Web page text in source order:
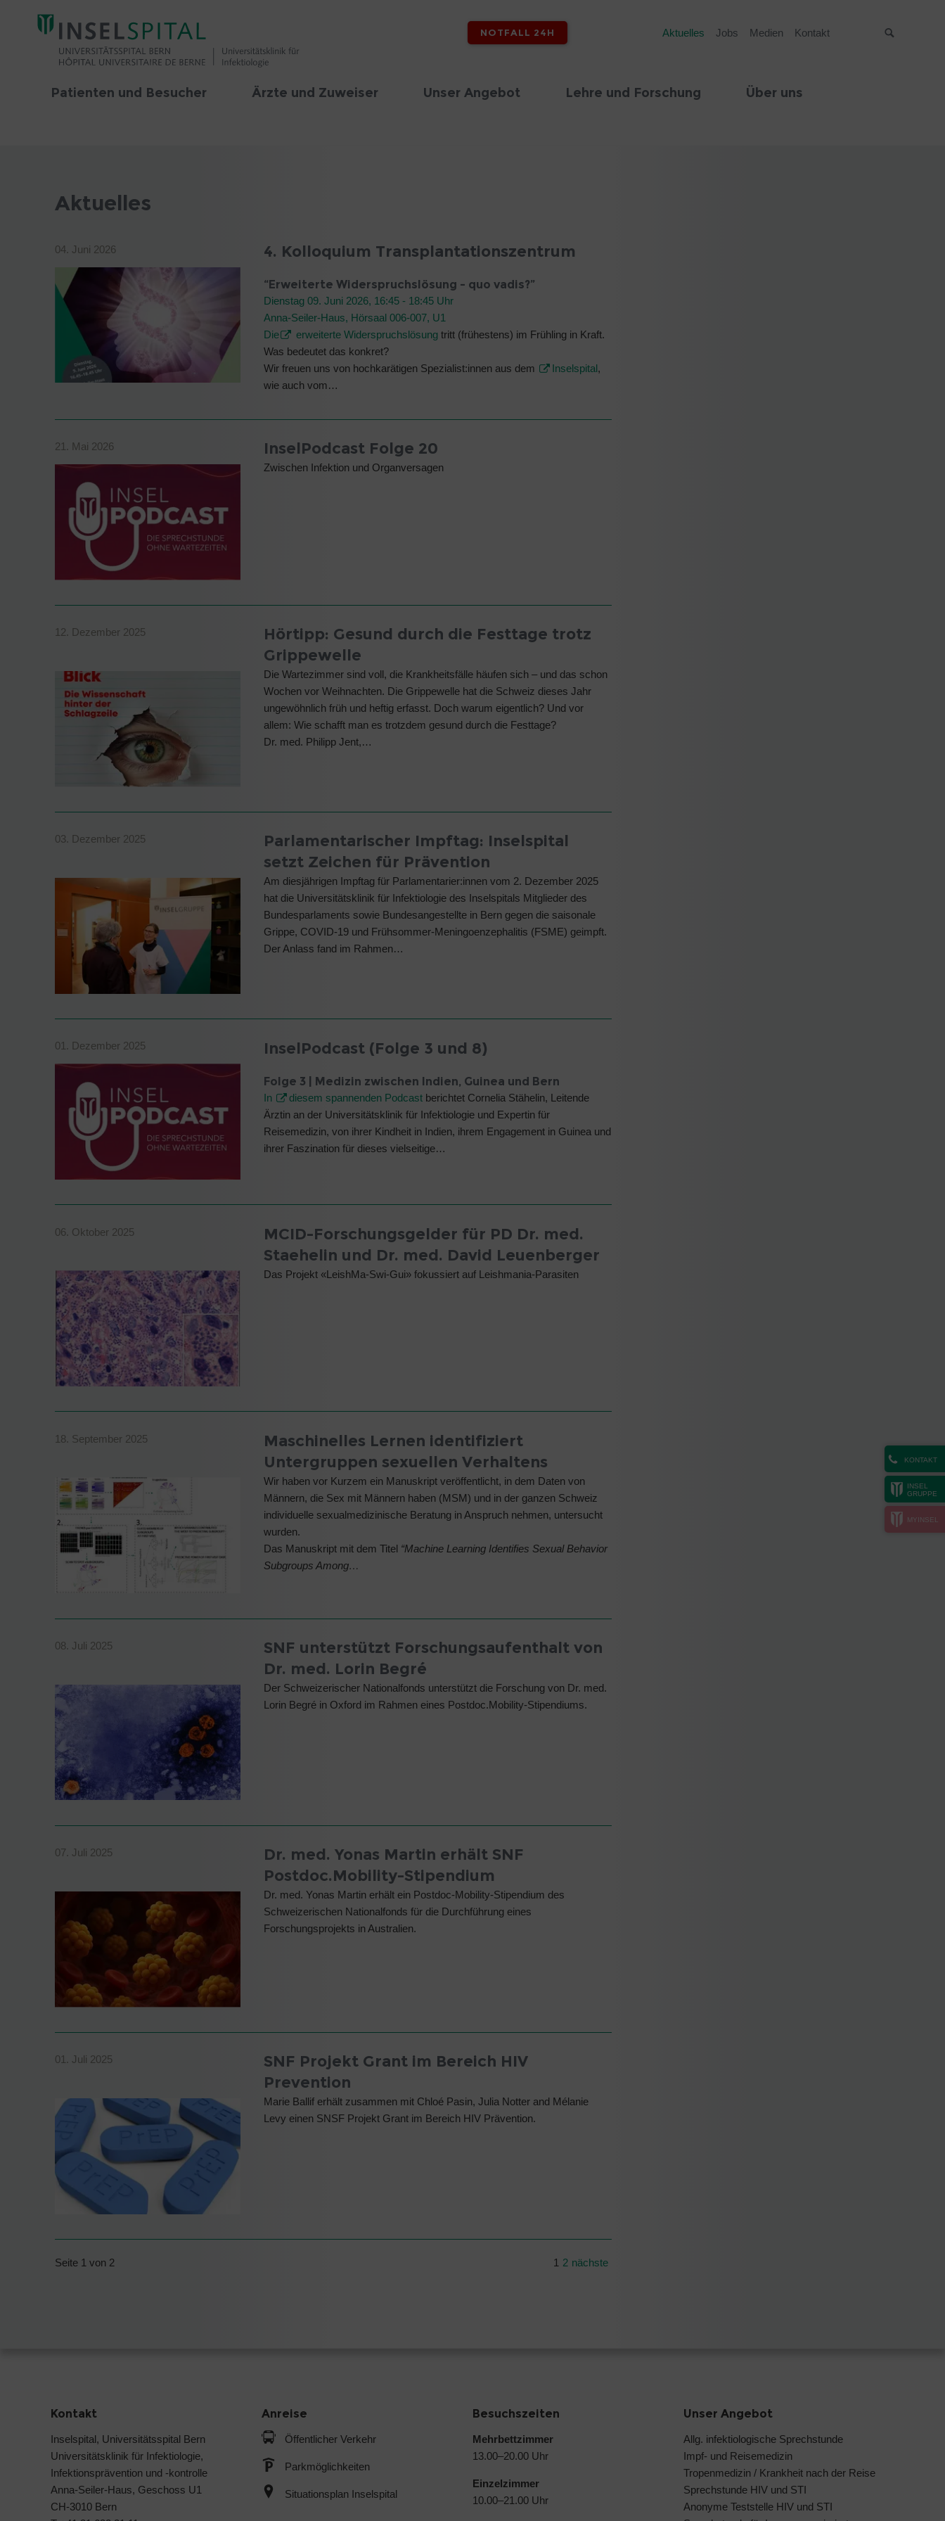
NOTFALL 24H Aktuelles Jobs Medien Kontakt
Patienten und Besucher Ärzte und Zuweiser Unser Angebot Lehre und Forschung Über uns
KONTAKT
INSEL
GRUPPE
MYINSEL
Aktuelles
04. Juni 2026 4. Kolloquium Transplantationszentrum
“Erweiterte Widerspruchslösung - quo vadis?”
Dienstag 09. Juni 2026, 16:45 - 18:45 Uhr
Anna-Seiler-Haus, Hörsaal 006-007, U1
Die
erweiterte Widerspruchslösungtritt (frühestens) im Frühling in Kraft.
Was bedeutet das konkret?
Wir freuen uns von hochkarätigen Spezialist:innen aus dem
Inselspital,
wie auch vom…
21. Mai 2026 InselPodcast Folge 20
Zwischen Infektion und Organversagen
12. Dezember 2025
Hörtipp: Gesund durch die Festtage trotz
Grippewelle
Die Wartezimmer sind voll, die Krankheitsfälle häufen sich – und das schon
Wochen vor Weihnachten. Die Grippewelle hat die Schweiz dieses Jahr
ungewöhnlich früh und heftig erfasst. Doch warum eigentlich? Und vor
allem: Wie schafft man es trotzdem gesund durch die Festtage?
Dr. med. Philipp Jent,…
03. Dezember 2025
Parlamentarischer Impftag: Inselspital
setzt Zeichen für Prävention
Am diesjährigen Impftag für Parlamentarier:innen vom 2. Dezember 2025
hat die Universitätsklinik für Infektiologie des Inselspitals Mitglieder des
Bundesparlaments sowie Bundesangestellte in Bern gegen die saisonale
Grippe, COVID-19 und Frühsommer-Meningoenzephalitis (FSME) geimpft.
Der Anlass fand im Rahmen…
01. Dezember 2025 InselPodcast (Folge 3 und 8)
Folge 3 | Medizin zwischen Indien, Guinea und Bern
In diesem spannenden Podcastberichtet Cornelia Stähelin, Leitende
Ärztin an der Universitätsklinik für Infektiologie und Expertin für
Reisemedizin, von ihrer Kindheit in Indien, ihrem Engagement in Guinea und
ihrer Faszination für dieses vielseitige…
06. Oktober 2025
MCID-Forschungsgelder für PD Dr. med.
Staehelin und Dr. med. David Leuenberger
Das Projekt «LeishMa-Swi-Gui» fokussiert auf Leishmania-Parasiten
18. September 2025
Maschinelles Lernen identifiziert
Untergruppen sexuellen Verhaltens
Wir haben vor Kurzem ein Manuskript veröffentlicht, in dem Daten von
Männern, die Sex mit Männern haben (MSM) und in der ganzen Schweiz
individuelle sexualmedizinische Beratung in Anspruch nehmen, untersucht
wurden.
Das Manuskript mit dem Titel “Machine Learning Identifies Sexual Behavior
Subgroups Among…
08. Juli 2025
SNF unterstützt Forschungsaufenthalt von
Dr. med. Lorin Begré
Der Schweizerischer Nationalfonds unterstützt die Forschung von Dr. med.
Lorin Begré in Oxford im Rahmen eines Postdoc.Mobility-Stipendiums.
07. Juli 2025
Dr. med. Yonas Martin erhält SNF
Postdoc.Mobility-Stipendium
Dr. med. Yonas Martin erhält ein Postdoc-Mobility-Stipendium des
Schweizerischen Nationalfonds für die Durchführung eines
Forschungsprojekts in Australien.
01. Juli 2025
SNF Projekt Grant im Bereich HIV
Prevention
Marie Ballif erhält zusammen mit Chloé Pasin, Julia Notter and Mélanie
Levy einen SNSF Projekt Grant im Bereich HIV Prävention.
Seite 1 von 2 1 2 nächste
Kontakt
Inselspital, Universitätsspital Bern
Universitätsklinik für Infektiologie,
Infektionsprävention und -kontrolle
Anna-Seiler-Haus, Geschoss U1
CH-3010 Bern
Anreise
Öffentlicher Verkehr
Parkmöglichkeiten
Situationsplan Inselspital
Besuchszeiten
Mehrbettzimmer
13.00–20.00 Uhr
Einzelzimmer
10.00–21.00 Uhr
Unser Angebot
Allg. infektiologische Sprechstunde
Impf- und Reisemedizin
Tropenmedizin / Krankheit nach der Reise
Sprechstunde HIV und STI
Anonyme Teststelle HIV und STI